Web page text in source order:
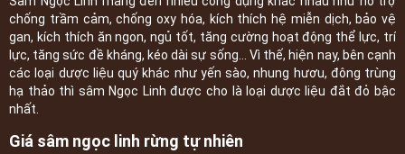
chống trầm cảm, chống oxy hóa, kích thích hệ miễn dịch, bảo vệ
gan, kích thích ăn ngon, ngủ tốt, tăng cường hoạt động thể lực, trí
lực, tăng sức đề kháng, kéo dài sự sống… Vì thế, hiện nay, bên cạnh
các loại dược liệu quý khác như yến sào, nhung hươu, đông trùng
hạ thảo thì sâm Ngọc Linh được cho là loại dược liệu đắt đỏ bậc
nhất.
Giá sâm ngọc linh rừng tự nhiên